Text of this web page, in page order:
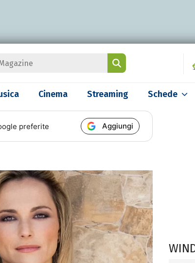
Cinema Streaming Schede
preferite Aggiungi